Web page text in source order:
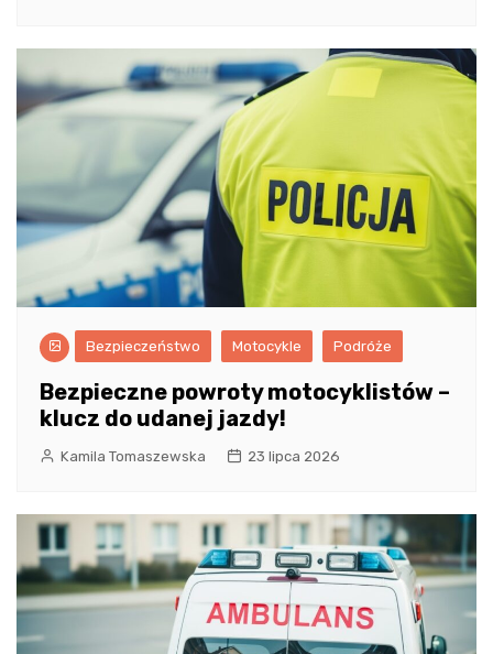
Bezpieczeństwo Motocykle Podróże
Bezpieczne powroty motocyklistów –
klucz do udanej jazdy!
Kamila Tomaszewska 23 lipca 2026